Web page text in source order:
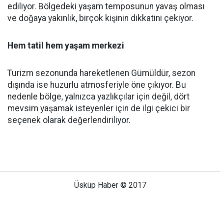
ediliyor. Bölgedeki yaşam temposunun yavaş olması
ve doğaya yakınlık, birçok kişinin dikkatini çekiyor.
Hem tatil hem yaşam merkezi
Turizm sezonunda hareketlenen Gümüldür, sezon
dışında ise huzurlu atmosferiyle öne çıkıyor. Bu
nedenle bölge, yalnızca yazlıkçılar için değil, dört
mevsim yaşamak isteyenler için de ilgi çekici bir
seçenek olarak değerlendiriliyor.
Üsküp Haber © 2017